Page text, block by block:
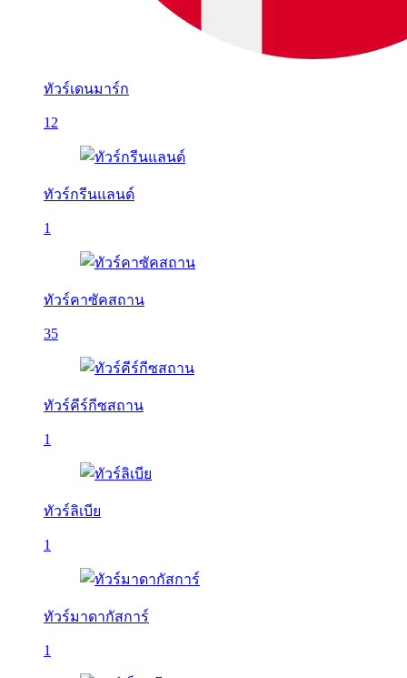
ทัวร์เดนมาร์ก
12
ทัวร์กรีนแลนด์
1
ทัวร์คาซัคสถาน
35
ทัวร์คีร์กีซสถาน
1
ทัวร์ลิเบีย
1
ทัวร์มาดากัสการ์
1